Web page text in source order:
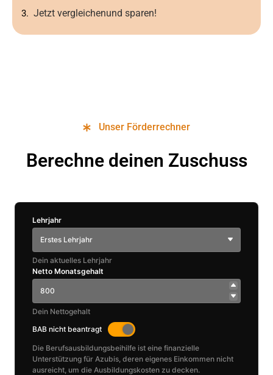
Jetzt vergleichenund sparen!
Unser Förderrechner
Berechne deinen Zuschuss
Lehrjahr
Erstes Lehrjahr
Dein aktuelles Lehrjahr
Netto Monatsgehalt
Dein Nettogehalt
BAB nicht beantragt
Die Berufsausbildungsbeihilfe ist eine finanzielle
Unterstützung für Azubis, deren eigenes Einkommen nicht
ausreicht, um die Ausbildungskosten zu decken.